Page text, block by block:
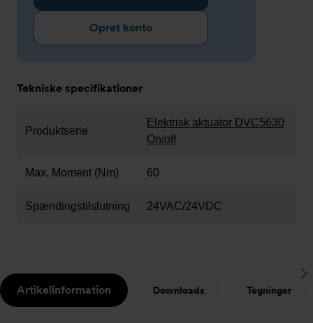
Opret konto
Tekniske specifikationer
Produktserie
Elektrisk aktuator DVC5630
On/off
Max. Moment (Nm) 60
Spændingstilslutning 24VAC/24VDC
Artikelinformation Downloads Tegninger